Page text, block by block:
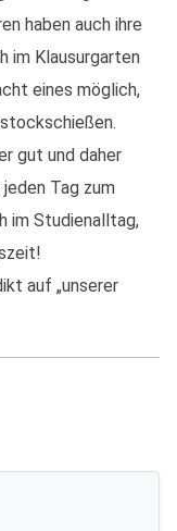
haben auch ihre
im Klausurgarten
eines möglich,
gut und daher
Tag zum
im Studienalltag,
auf „unserer